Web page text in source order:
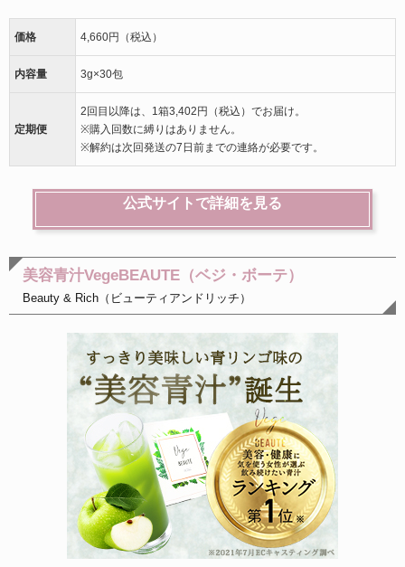
価格 4,660円（税込）
内容量 3g×30包
定期便
2回目以降は、1箱3,402円（税込）でお届け。
※購入回数に縛りはありません。
※解約は次回発送の7日前までの連絡が必要です。
公式サイトで詳細を見る
美容青汁VegeBEAUTE（ベジ・ボーテ）
Beauty & Rich（ビューティアンドリッチ）